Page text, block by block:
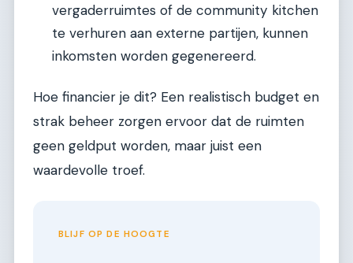
vergaderruimtes of de community kitchen
te verhuren aan externe partijen, kunnen
inkomsten worden gegenereerd.
Hoe financier je dit? Een realistisch budget en
strak beheer zorgen ervoor dat de ruimten
geen geldput worden, maar juist een
waardevolle troef.
BLIJF OP DE HOOGTE